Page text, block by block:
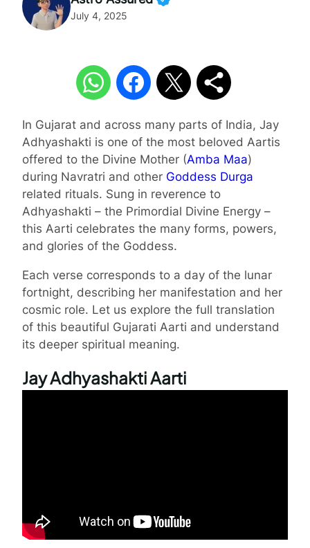
July 4, 2025
In Gujarat and across many parts of India, Jay
Adhyashakti is one of the most beloved Aartis
offered to the Divine Mother (Amba Maa)
during Navratri and other Goddess Durga
related rituals. Sung in reverence to
Adhyashakti – the Primordial Divine Energy –
this Aarti celebrates the many forms, powers,
and glories of the Goddess.
Each verse corresponds to a day of the lunar
fortnight, describing her manifestation and her
cosmic role. Let us explore the full translation
of this beautiful Gujarati Aarti and understand
its deeper spiritual meaning.
Jay Adhyashakti Aarti